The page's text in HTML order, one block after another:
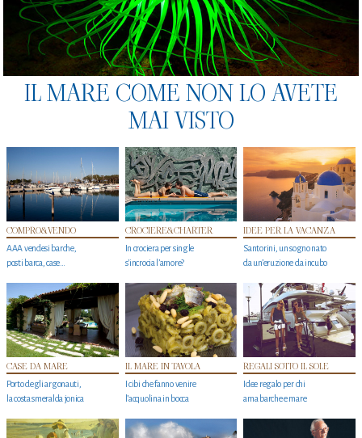
IL MARE COME NON LO AVETE
MAI VISTO
COMPRO&VENDO
AAA vendesi barche,
posti barca, case…
CROCIERE&CHARTER
In crociera per single
s'incrocia l’amore?
IDEE PER LA VACANZA
Santorini, un sogno nato
da un’eruzione da incubo
CASE DA MARE
Porto degli argonauti,
la costa smeralda jonica
IL MARE IN TAVOLA
I cibi che fanno venire
l’acquolina in bocca
REGALI SOTTO IL SOLE
Idee regalo per chi
ama barche e mare